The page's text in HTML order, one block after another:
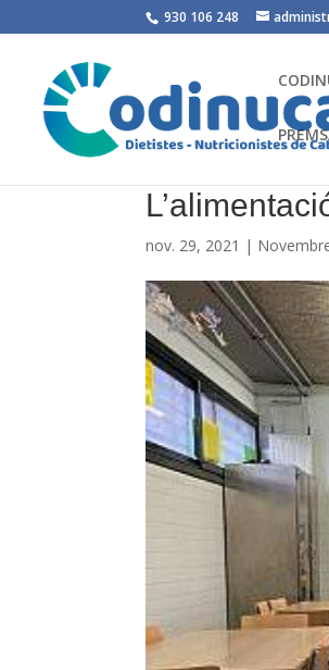
930 106 248
nov. 29, 2021 |